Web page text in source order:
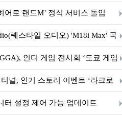
어로 랜드M’ 정식 서비스 돌입
퀘스타일 오디오) 'M18i Max' 국
인디 게임 전시회 ‘도쿄 게임
널, 인기 스토리 이벤트 ‘라크로
이벤트 실시!
터 설정 제어 가능 업데이트